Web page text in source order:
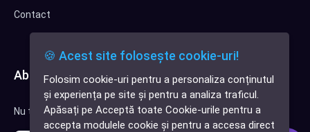
✕
Cauți o aplicație
software?
Contact
Abonează-te la newsletter
Nu trimitem spam, deci nu îți face griji.
🍪 Acest site folosește cookie-uri!
Folosim cookie-uri pentru a personaliza conținutul
și experiența pe site și pentru a analiza traficul.
Apăsați pe Acceptă toate Cookie-urile pentru a
accepta modulele cookie și pentru a accesa direct